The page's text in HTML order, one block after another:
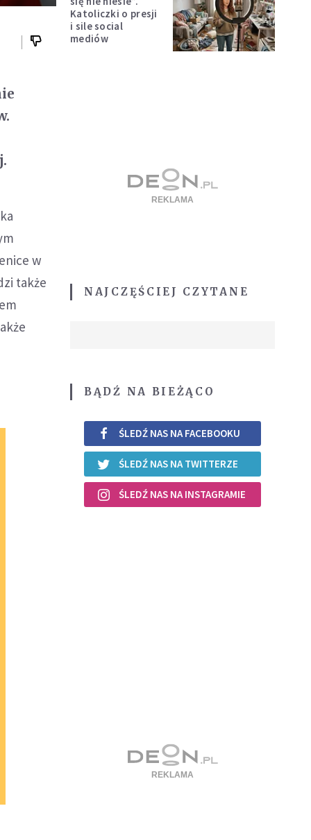
w
także
Katoliczki o presji
i sile social
mediów
NAJCZĘŚCIEJ CZYTANE
BĄDŹ NA BIEŻĄCO
ŚLEDŹ NAS NA FACEBOOKU
ŚLEDŹ NAS NA TWITTERZE
ŚLEDŹ NAS NA INSTAGRAMIE